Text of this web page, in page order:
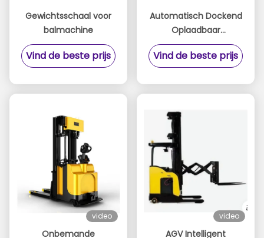
Gewichtsschaal voor
balmachine
Vind de beste prijs
Automatisch Dockend
Oplaadbaar
Schuurmiddel
Deburring Machine
Systeem voor
Ontbraam- en
Polijsttaken
Vind de beste prijs
video
Onbemande
video
AGV Intelligent